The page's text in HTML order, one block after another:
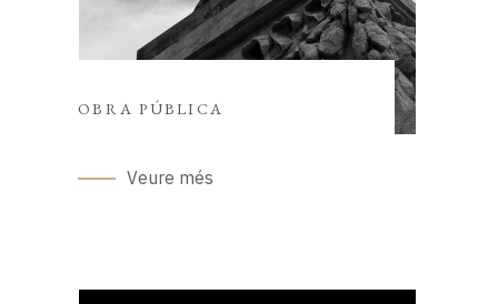
OBRA PÚBLICA
Veure més